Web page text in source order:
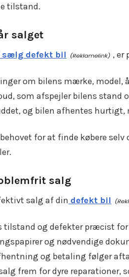
tilstand.
salget
sælg defekt bil , er
om bilens mærke, model,
som afspejler bilens stand
og bilen afhentes
for at finde købere
salg
salg af din defekt bil
tilstand og defekter præcist
og nødvendige
og betaling følger
frem for dyre reparationer,